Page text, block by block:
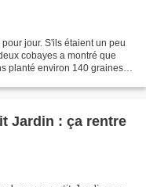
jour. S'ils étaient un peu
cobayes a montré que
planté environ 140 graines
Jardin : ça rentre